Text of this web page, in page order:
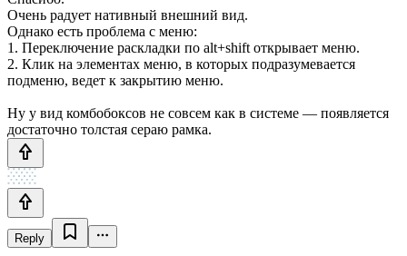
Очень радует нативный внешний вид.
Однако есть проблема с меню:
1. Переключение раскладки по alt+shift открывает меню.
2. Клик на элементах меню, в которых подразумевается
подменю, ведет к закрытию меню.
Ну у вид комбобоксов не совсем как в системе — появляется
достаточно толстая сераю рамка.
Reply